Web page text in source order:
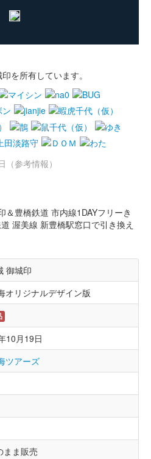
を所有しています。
参考情報）
＆豊橋鉄道 市内線1DAYフリーき
渥美線 新豊橋駅窓口で引き換え
御城印
オリジナルデザイン版
10月19日
ツアーズ
まま販売